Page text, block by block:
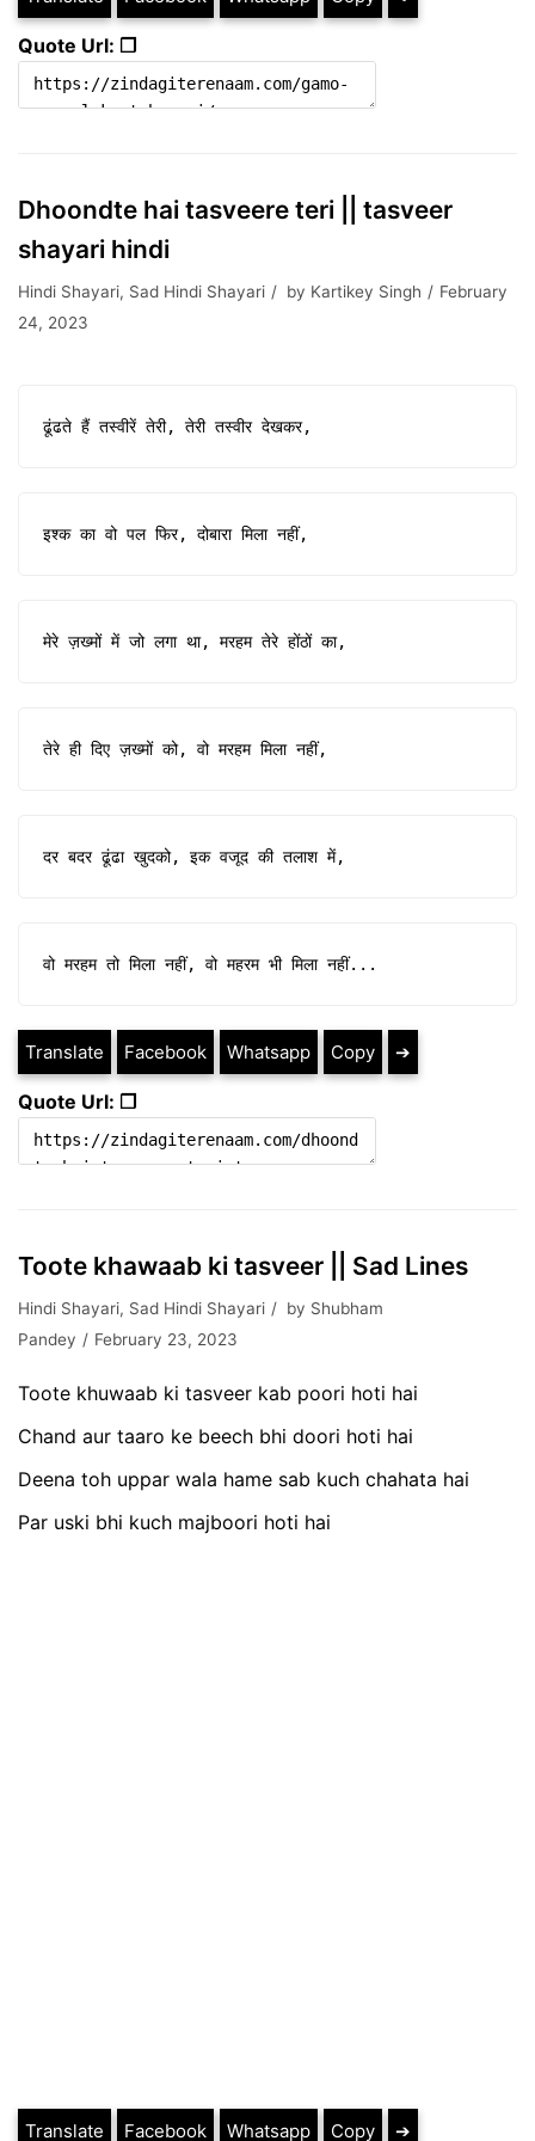
Quote Url: ❐
Dhoondte hai tasveere teri || tasveer
shayari hindi
Hindi Shayari, Sad Hindi Shayari by Kartikey Singh
February
24, 2023
ढूंढते हैं तस्वीरें तेरी, तेरी तस्वीर देखकर,
इश्क का वो पल फिर, दोबारा मिला नहीं,
मेरे ज़ख्मों में जो लगा था, मरहम तेरे होंठों का,
तेरे ही दिए ज़ख्मों को, वो मरहम मिला नहीं,
दर बदर ढूंढा खुदको, इक वजूद की तलाश में,
वो मरहम तो मिला नहीं, वो महरम भी मिला नहीं...
Translate Facebook Whatsapp Copy ➔
Quote Url: ❐
Toote khawaab ki tasveer || Sad Lines
Hindi Shayari, Sad Hindi Shayari by Shubham
Pandey
February 23, 2023
Toote khuwaab ki tasveer kab poori hoti hai
Chand aur taaro ke beech bhi doori hoti hai
Deena toh uppar wala hame sab kuch chahata hai
Par uski bhi kuch majboori hoti hai
Translate Facebook Whatsapp Copy ➔